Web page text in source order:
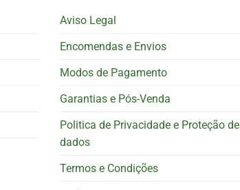
Aviso Legal
Encomendas e Envios
Modos de Pagamento
Garantias e Pós-Venda
Politica de Privacidade e Proteção de
dados
Termos e Condições